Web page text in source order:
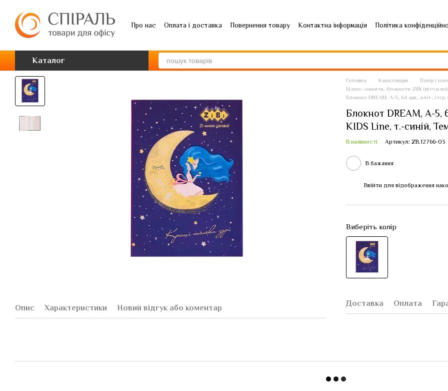
Про нас Оплата і доставка Повернення товару Контактна інформація Політика
Каталог
Опис Характеристики Новий відгук або коментар
Головна Канцтовари Папір і
Бізнес-зошити, блокноти ZiBi (вітч.в-во)
Блокнот DREAM, А-5, 64 арк., кліт.,
Блокнот DREAM, А-5,
KIDS Line, т.-синій,
В наявності Артикул: ZB.12766-03
В бажання
Ввійти для відображення
Виберіть колір
Доставка Оплата